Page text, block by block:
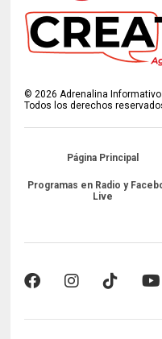
©2026 Adrenalina Informativo
Todos los derechos
Página Principal
Programas en Radio y
Live